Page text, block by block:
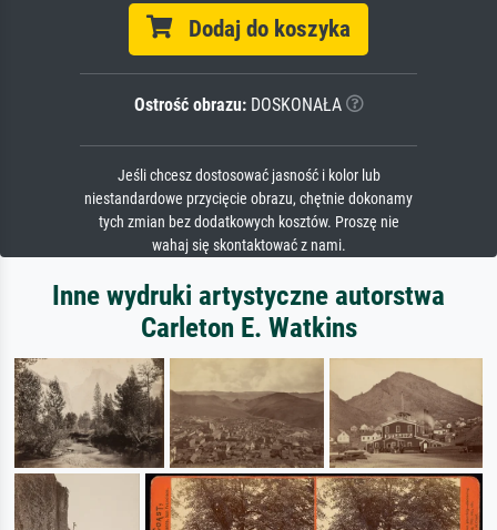
Dodaj do koszyka
Ostrość obrazu:DOSKONAŁA
Jeśli chcesz dostosować jasność i kolor lub
niestandardowe przycięcie obrazu, chętnie dokonamy
tych zmian bez dodatkowych kosztów. Proszę nie
wahaj się skontaktować z nami.
Inne wydruki artystyczne autorstwa
Carleton E. Watkins